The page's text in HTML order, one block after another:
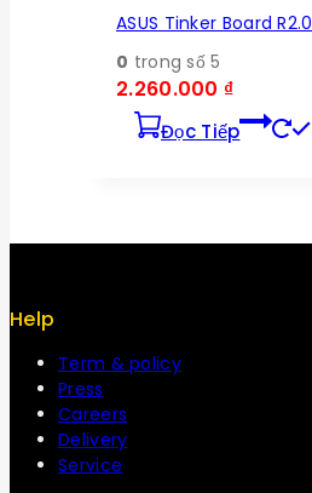
ASUS Tinker Board R2.0
0 trong số 5
2.260.000 ₫
Đọc Tiếp
Help
Term & policy
Press
Careers
Delivery
Service